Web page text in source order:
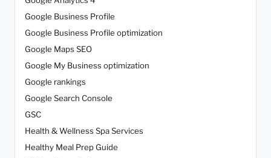
Google Business Profile
Google Business Profile optimization
Google Maps SEO
Google My Business optimization
Google rankings
Google Search Console
GSC
Health & Wellness Spa Services
Healthy Meal Prep Guide